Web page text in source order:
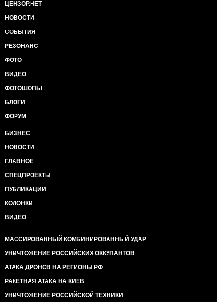
ЦЕНЗОР.НЕТ
НОВОСТИ
СОБЫТИЯ
РЕЗОНАНС
ФОТО
ВИДЕО
ФОТОШОПЫ
БЛОГИ
ФОРУМ
БИЗНЕС
НОВОСТИ
ГЛАВНОЕ
СПЕЦПРОЕКТЫ
ПУБЛИКАЦИИ
КОЛОНКИ
ВИДЕО
МАССИРОВАННЫЙ КОМБИНИРОВАННЫЙ УДАР
УНИЧТОЖЕНИЕ РОССИЙСКИХ ОККУПАНТОВ
АТАКА ДРОНОВ НА РЕГИОНЫ РФ
РАКЕТНАЯ АТАКА НА КИЕВ
УНИЧТОЖЕНИЕ РОССИЙСКОЙ ТЕХНИКИ